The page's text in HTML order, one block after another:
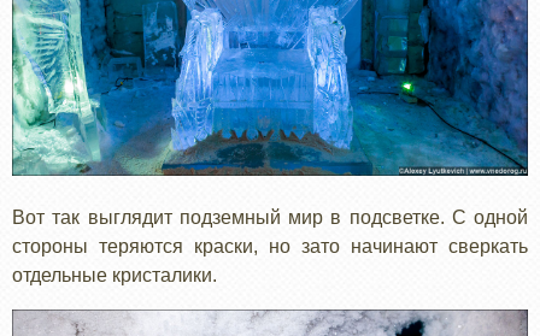
Вот так выглядит подземный мир в подсветке. С одной
стороны теряются краски, но зато начинают сверкать
отдельные кристалики.